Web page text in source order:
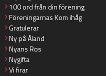
100 ord från din förening
Föreningarnas Kom ihåg
Gratulerar
Ny på Åland
Nyans Ros
Nygifta
Vi firar